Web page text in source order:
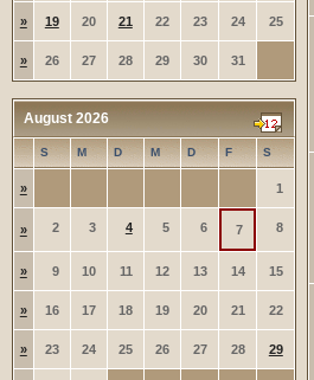
» 19 20 21 22 23 24 25
» 26 27 28 29 30 31
August 2026
S M D M D F S
» 1
» 2 3 4 5 6 7 8
» 9 10 11 12 13 14 15
» 16 17 18 19 20 21 22
» 23 24 25 26 27 28 29